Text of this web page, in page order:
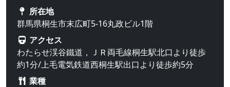
所在地
群馬県桐生市末広町5-16丸政ビル1階
アクセス
わたらせ渓谷鐵道，ＪＲ両毛線桐生駅北口より徒歩
約1分/上毛電気鉄道西桐生駅出口より徒歩約5分
業種